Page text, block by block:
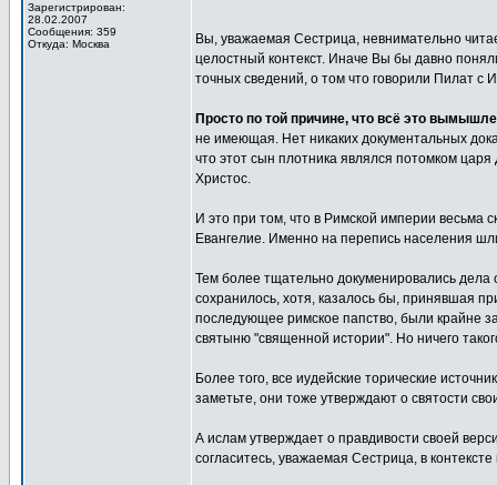
Зарегистрирован:
28.02.2007
Сообщения: 359
Откуда: Москва
Вы, уважаемая Сестрица, невнимательно
целостный контекст. Иначе Вы бы давно
точных сведений, о том что говорили Пилат с
Просто по той причине, что всё это
не имеющая. Нет никаких документальных
что этот сын плотника являлся потомком
Христос.
И это при том, что в Римской империи весьма
Евангелие. Именно на перепись населения
Тем более тщательно докуменировались дела
сохранилось, хотя, казалось бы, принявшая
последующее римское папство, были крайне
святыню "священной истории". Но ничего
Более того, все иудейские торические
заметьте, они тоже утверждают о святости
А ислам утверждает о правдивости своей
согласитесь, уважаемая Сестрица, в